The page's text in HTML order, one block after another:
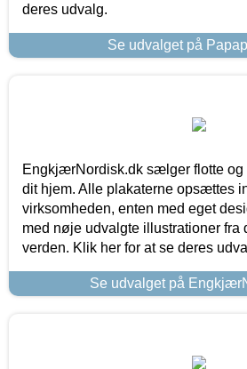
deres udvalg.
Se udvalget på
EngkjærNordisk.dk sælger flotte og
dit hjem. Alle plakaterne opsættes
virksomheden, enten med eget
med nøje udvalgte illustrationer fra
verden. Klik her for at se deres
Se udvalget på